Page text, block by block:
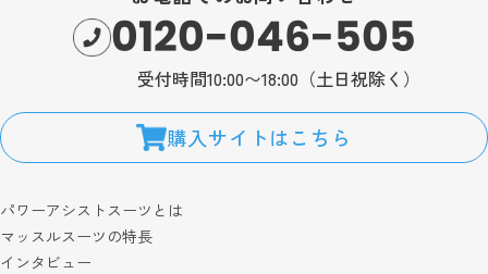
0120-046-505
受付時間10:00〜18:00（土日祝除く）
購入サイトはこちら
パワーアシストスーツとは
マッスルスーツの特長
インタビュー